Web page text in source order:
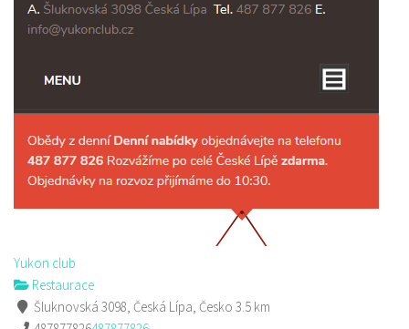
Yukon club
Restaurace
Šluknovská 3098, Česká Lípa, Česko 3.5 km